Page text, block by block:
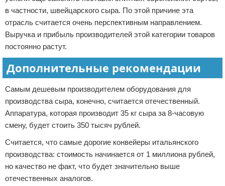
в частности, швейцарского сыра. По этой причине эта
отрасль считается очень перспективным направлением.
Выручка и прибыль производителей этой категории товаров
постоянно растут.
Дополнительные рекомендации
Самым дешевым производителем оборудования для
производства сыра, конечно, считается отечественный.
Аппаратура, которая производит 35 кг сыра за 8-часовую
смену, будет стоить 350 тысяч рублей.
Считается, что самые дорогие конвейеры итальянского
производства: стоимость начинается от 1 миллиона рублей,
но качество не факт, что будет значительно выше
отечественных аналогов.